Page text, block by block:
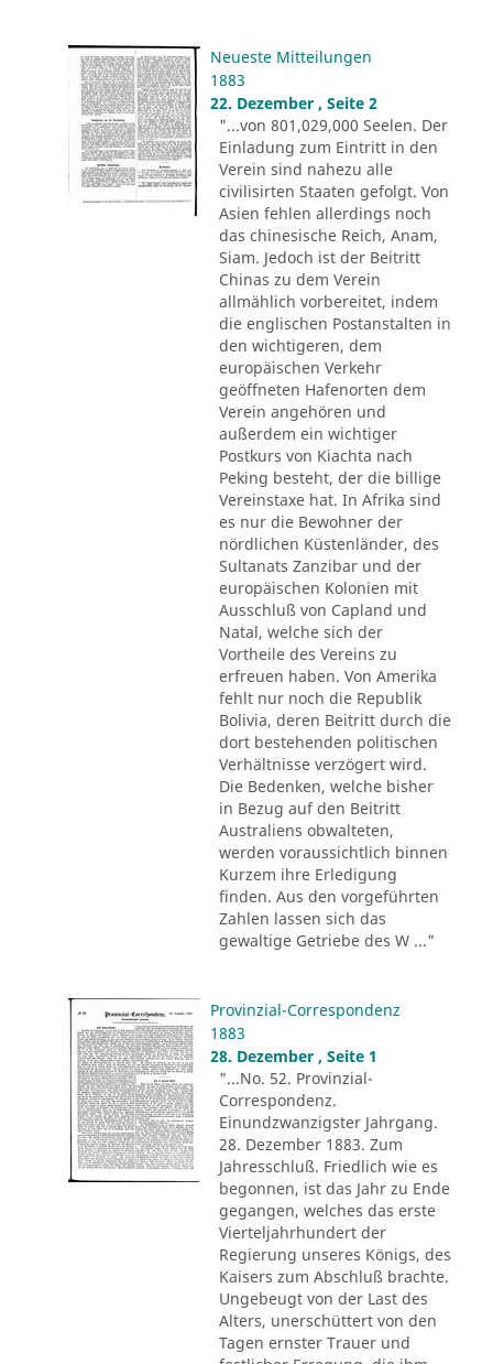
Neueste Mitteilungen
1883
22. Dezember , Seite 2
"...von 801,029,000 Seelen. Der
Einladung zum Eintritt in den
Verein sind nahezu alle
civilisirten Staaten gefolgt. Von
Asien fehlen allerdings noch
das chinesische Reich, Anam,
Siam. Jedoch ist der Beitritt
Chinas zu dem Verein
allmählich vorbereitet, indem
die englischen Postanstalten in
den wichtigeren, dem
europäischen Verkehr
geöffneten Hafenorten dem
Verein angehören und
außerdem ein wichtiger
Postkurs von Kiachta nach
Peking besteht, der die billige
Vereinstaxe hat. In Afrika sind
es nur die Bewohner der
nördlichen Küstenländer, des
Sultanats Zanzibar und der
europäischen Kolonien mit
Ausschluß von Capland und
Natal, welche sich der
Vortheile des Vereins zu
erfreuen haben. Von Amerika
fehlt nur noch die Republik
Bolivia, deren Beitritt durch die
dort bestehenden politischen
Verhältnisse verzögert wird.
Die Bedenken, welche bisher
in Bezug auf den Beitritt
Australiens obwalteten,
werden voraussichtlich binnen
Kurzem ihre Erledigung
finden. Aus den vorgeführten
Zahlen lassen sich das
gewaltige Getriebe des W ..."
Provinzial-Correspondenz
1883
28. Dezember , Seite 1
"...No. 52. Provinzial-
Correspondenz.
Einundzwanzigster Jahrgang.
28. Dezember 1883. Zum
Jahresschluß. Friedlich wie es
begonnen, ist das Jahr zu Ende
gegangen, welches das erste
Vierteljahrhundert der
Regierung unseres Königs, des
Kaisers zum Abschluß brachte.
Ungebeugt von der Last des
Alters, unerschüttert von den
Tagen ernster Trauer und